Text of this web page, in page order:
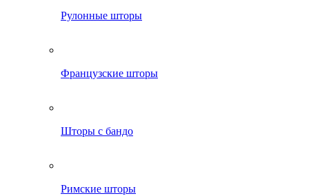
Рулонные шторы
Французские шторы
Шторы с бандо
Римские шторы